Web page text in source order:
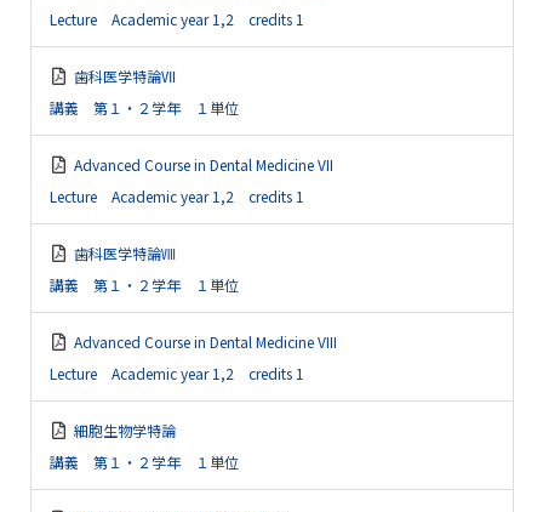
Lecture Academic year 1,2 credits 1
歯科医学特論Ⅶ
講義 第１・２学年 １単位
Advanced Course in Dental Medicine VII
Lecture Academic year 1,2 credits 1
歯科医学特論Ⅷ
講義 第１・２学年 １単位
Advanced Course in Dental Medicine VIII
Lecture Academic year 1,2 credits 1
細胞生物学特論
講義 第１・２学年 １単位